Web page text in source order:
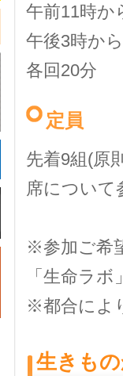
午前11時か
午後3時から
各回20分
定員
先着9組(原
席について
※参加ご希
「生命ラ
※都合によ
生きも